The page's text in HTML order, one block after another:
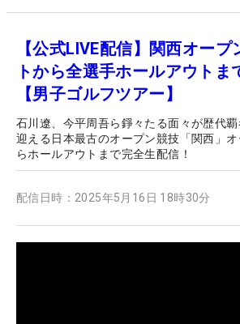
【公式LIVE配信】関西オー
トから全選手ホールアウトま
【男子ゴルフツアー】
石川遼、今平周吾ら錚々たる面々が歴代
迎える日本最古のオープン競技「関西」
らホールアウトまで完全生配信！
配信日時： 2025年5月16日 18時30分